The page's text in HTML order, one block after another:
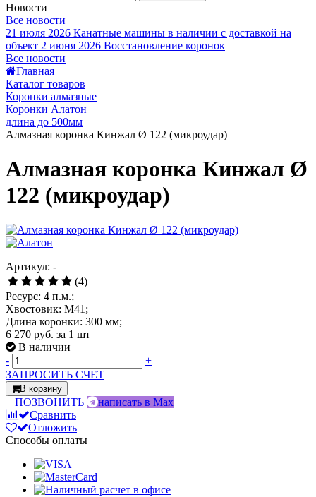
Новости
Все новости
21 июля 2026 Канатные машины в наличии с доставкой на
объект 2 июня 2026 Восстановление коронок
Все новости
Главная
Каталог товаров
Коронки алмазные
Коронки Алатон
длина до 500мм
Алмазная коронка Кинжал Ø 122 (микроудар)
Алмазная коронка Кинжал Ø
122 (микроудар)
Артикул: -
(4)
Ресурс: 4 п.м.;
Хвостовик: М41;
Длина коронки: 300 мм;
6 270 руб. за 1 шт
В наличии
-
+
ЗАПРОСИТЬ СЧЕТ
В корзину
ПОЗВОНИТЬ
написать в Max
Сравнить
Отложить
Способы оплаты